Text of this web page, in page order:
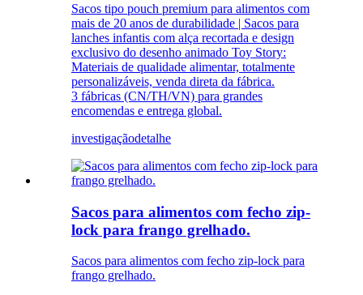
Sacos tipo pouch premium para alimentos com
mais de 20 anos de durabilidade | Sacos para
lanches infantis com alça recortada e design
exclusivo do desenho animado Toy Story:
Materiais de qualidade alimentar, totalmente
personalizáveis, venda direta da fábrica.
3 fábricas (CN/TH/VN) para grandes
encomendas e entrega global.
investigaçãodetalhe
Sacos para alimentos com fecho zip-
lock para frango grelhado.
Sacos para alimentos com fecho zip-lock para
frango grelhado.